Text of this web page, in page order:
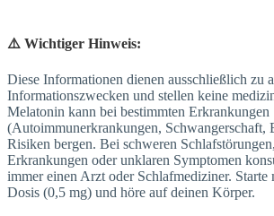
⚠️ Wichtiger Hinweis:
Diese Informationen dienen ausschließlich zu
Informationszwecken und stellen keine
Melatonin kann bei bestimmten Erkrankungen
(Autoimmunerkrankungen, Schwangerschaft,
Risiken bergen. Bei schweren
Erkrankungen oder unklaren Symptomen
immer einen Arzt oder Schlafmediziner. Starte
Dosis (0,5 mg) und höre auf deinen Körper.